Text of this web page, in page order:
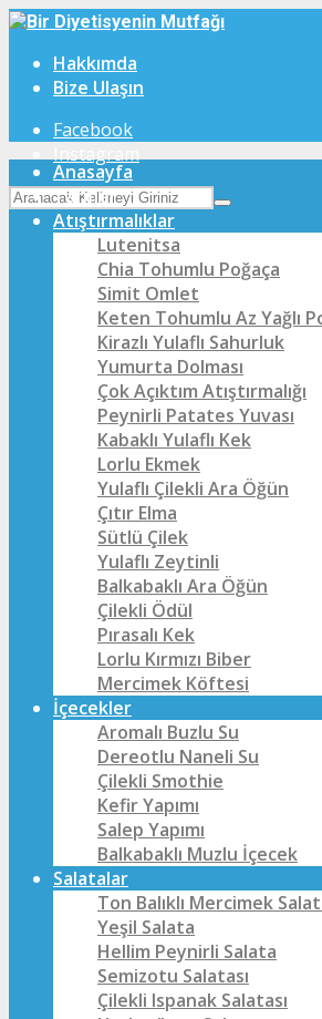
Hakkımda
Bize Ulaşın
Facebook
Instagram
Anasayfa
Tarifler
Atıştırmalıklar
Lutenitsa
Chia Tohumlu Poğaça
Simit Omlet
Keten Tohumlu Az Yağlı
Kirazlı Yulaflı Sahurluk
Yumurta Dolması
Çok Açıktım Atıştırmalığı
Peynirli Patates Yuvası
Kabaklı Yulaflı Kek
Lorlu Ekmek
Yulaflı Çilekli Ara Öğün
Çıtır Elma
Sütlü Çilek
Yulaflı Zeytinli
Balkabaklı Ara Öğün
Çilekli Ödül
Pırasalı Kek
Lorlu Kırmızı Biber
Mercimek Köftesi
İçecekler
Aromalı Buzlu Su
Dereotlu Naneli Su
Çilekli Smothie
Kefir Yapımı
Salep Yapımı
Balkabaklı Muzlu İçecek
Salatalar
Ton Balıklı Mercimek
Yeşil Salata
Hellim Peynirli Salata
Semizotu Salatası
Çilekli Ispanak Salatası